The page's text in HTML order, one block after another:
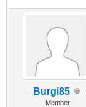
Burgi85
Member